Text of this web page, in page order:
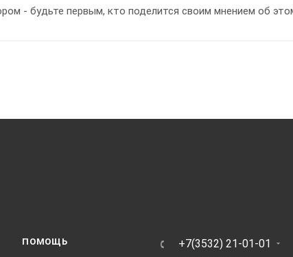
- будьте первым, кто поделится своим мнением об
ПОМОЩЬ +7(3532) 21-01-01